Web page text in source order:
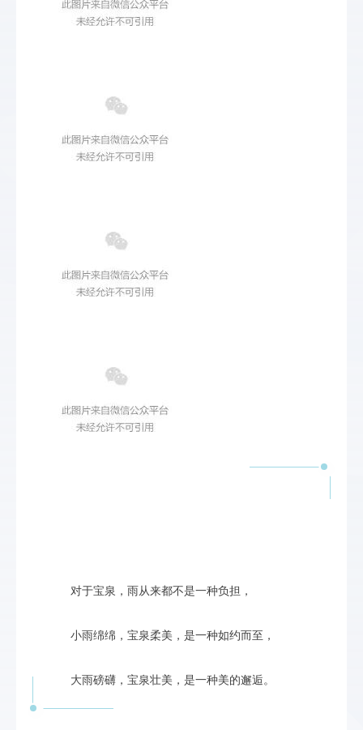
对于宝泉，雨从来都不是一种负担，
小雨绵绵，宝泉柔美，是一种如约而至，
大雨磅礴，宝泉壮美，是一种美的邂逅。